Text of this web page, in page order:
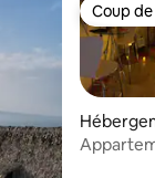
Coup
Coup